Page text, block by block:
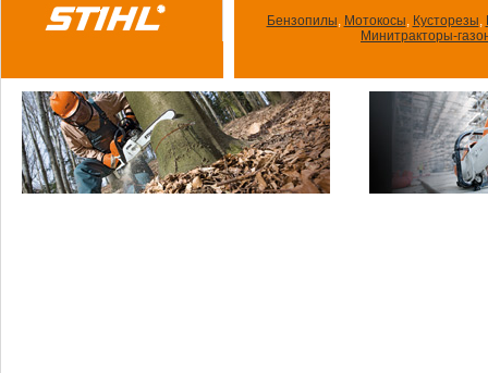
Бензопилы, Мотокосы, Кусторезы,
Минитракторы-